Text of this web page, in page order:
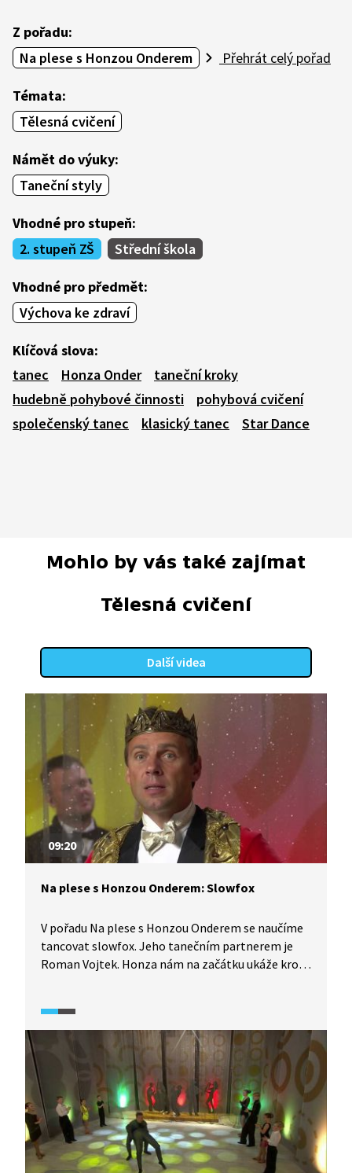
Z pořadu:
Na plese s Honzou Onderem
Přehrát celý pořad
Témata:
Tělesná cvičení
Námět do výuky:
Taneční styly
Vhodné pro stupeň:
2. stupeň ZŠ
Střední škola
Vhodné pro předmět:
Výchova ke zdraví
Klíčová slova:
tanec
Honza Onder
taneční kroky
hudebně pohybové činnosti
pohybová cvičení
společenský tanec
klasický tanec Star Dance
Mohlo by vás také zajímat
Tělesná cvičení
Další videa
09:20
Na plese s Honzou Onderem: Slowfox
V pořadu Na plese s Honzou Onderem se naučíme
tancovat slowfox. Jeho tanečním partnerem je
Roman Vojtek. Honza nám na začátku ukáže kroky
tanečníky.